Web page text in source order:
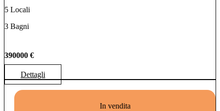
5 Locali
3 Bagni
390000 €
Dettagli
In vendita